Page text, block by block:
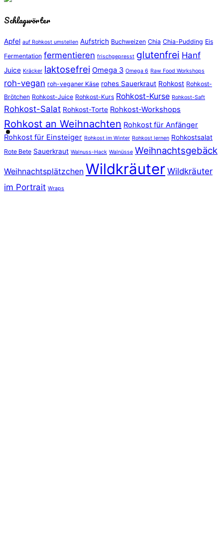
Schlagwörter
Apfel auf Rohkost umstellen Aufstrich Buchweizen Chia Chia-Pudding Eis
Fermentation fermentieren frischgepresst glutenfrei Hanf
Juice Kräcker laktosefrei Omega 3 Omega 6 Raw Food Workshops
roh-vegan roh-veganer Käse rohes Sauerkraut Rohkost Rohkost-
Brötchen Rohkost-Juice Rohkost-Kurs Rohkost-Kurse Rohkost-Saft
Rohkost-Salat Rohkost-Torte Rohkost-Workshops
Rohkost an Weihnachten Rohkost für Anfänger
Rohkost für Einsteiger Rohkost im Winter Rohkost lernen Rohkostsalat
Rote Bete Sauerkraut Walnuss-Hack Walnüsse Weihnachtsgebäck
Weihnachtsplätzchen Wildkräuter Wildkräuter
im Portrait Wraps